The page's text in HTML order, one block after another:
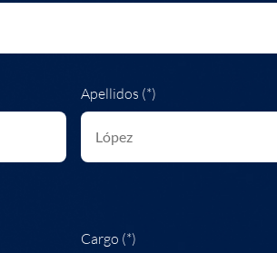
Apellidos (*)
Cargo (*)